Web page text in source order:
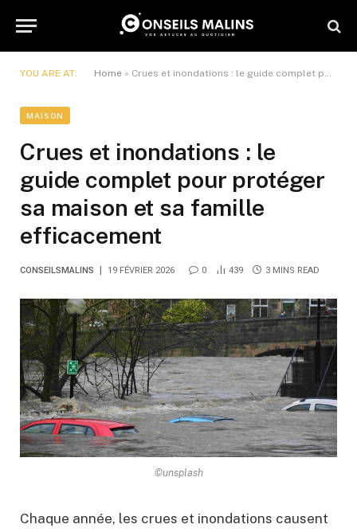
YOU ARE AT: Home » Crues et inondations : le guide complet pour protéger sa maison et sa famille efficacement
MAISON
Crues et inondations : le
guide complet pour protéger
sa maison et sa famille
efficacement
CONSEILSMALINS 19 FÉVRIER 2026 0 439 3 MINS READ
©unsplash
Chaque année, les crues et inondations causent